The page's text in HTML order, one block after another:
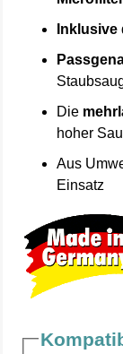
Inklusive
Die
hoher
Aus
Einsatz